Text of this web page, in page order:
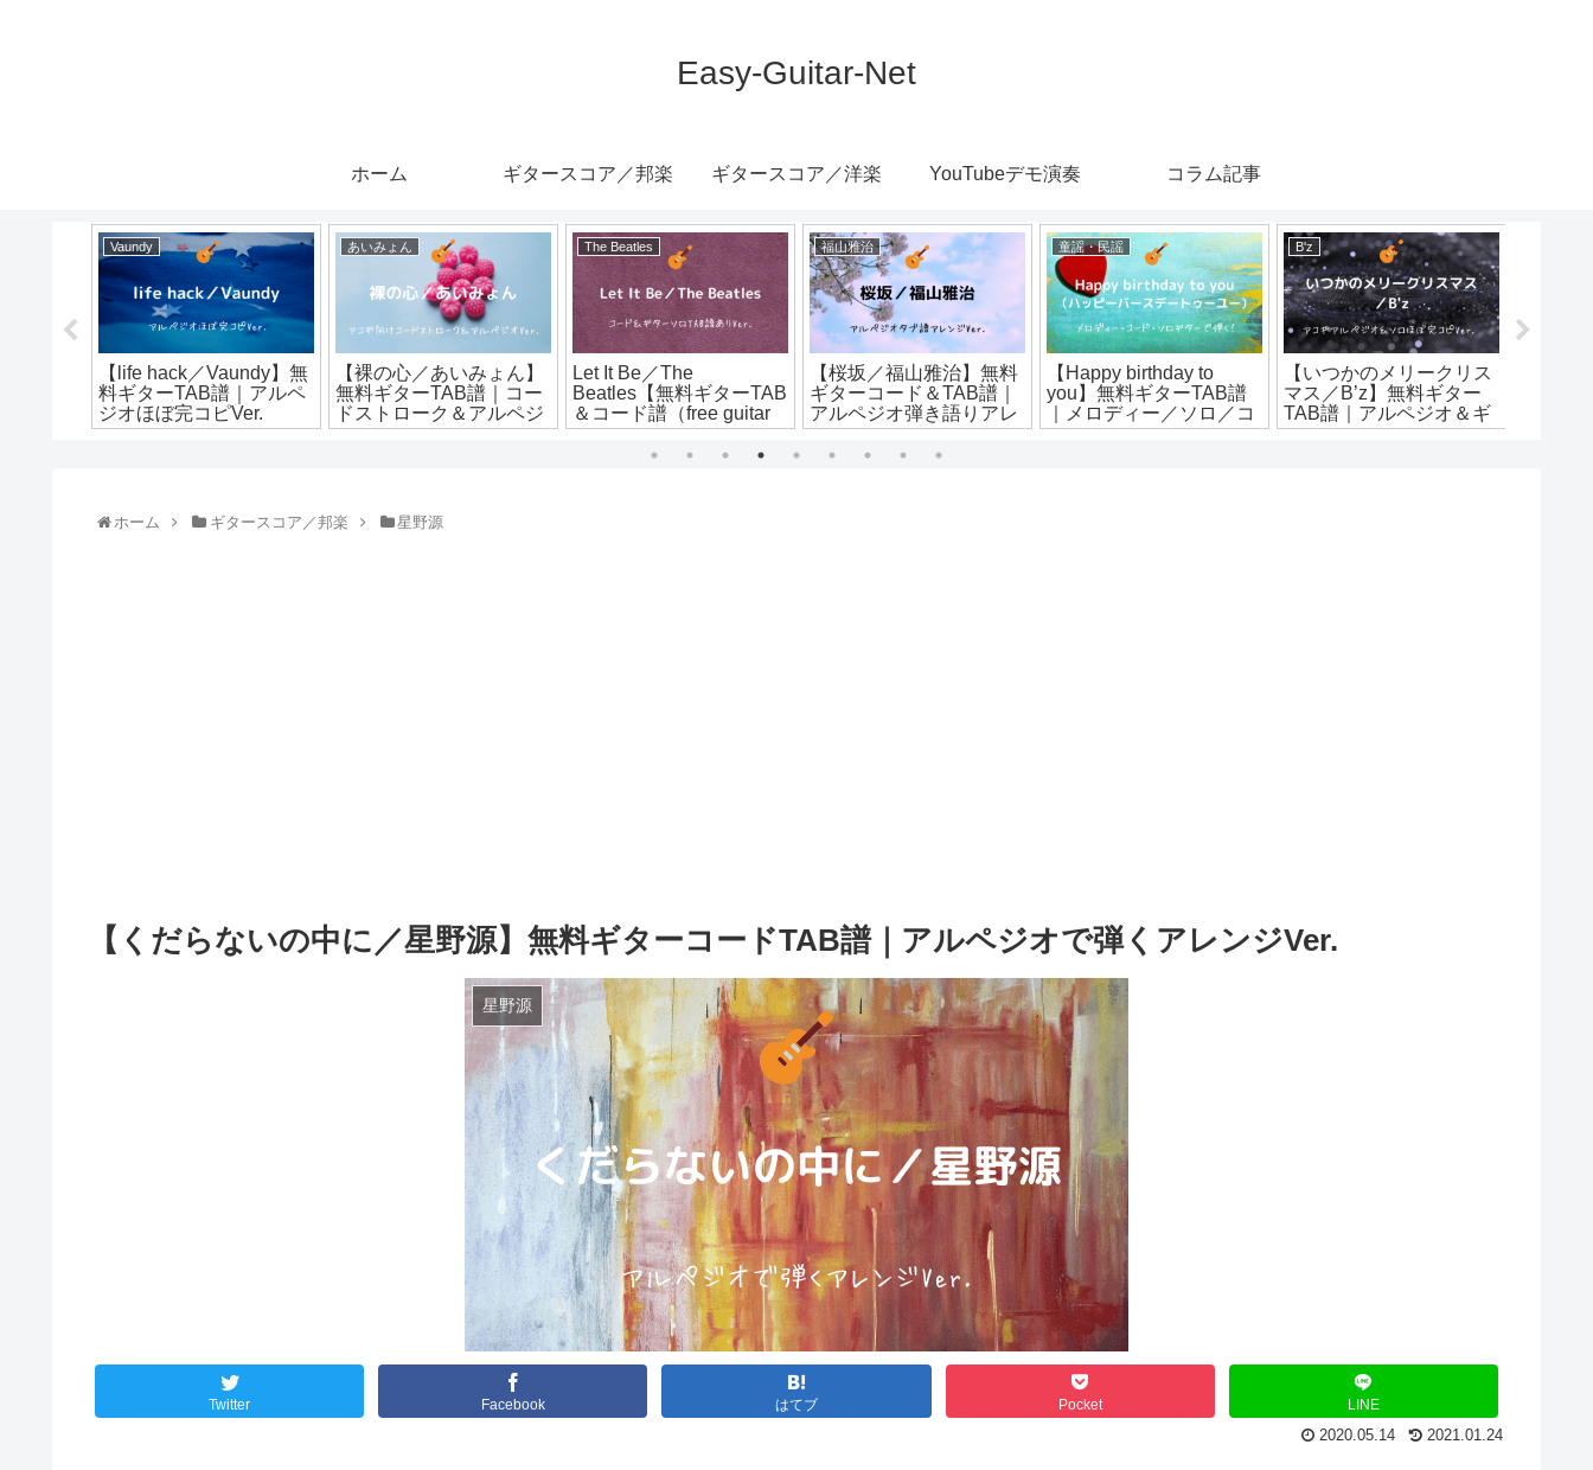
Easy-Guitar-Net
ホーム ギタースコア／邦楽 ギタースコア／洋楽 YouTubeデモ演奏 コラム記事
Vaundy
【life hack／Vaundy】無
料ギターTAB譜｜アルペ
ジオほぼ完コピVer.
あいみょん
【裸の心／あいみょん】
無料ギターTAB譜｜コー
ドストローク＆アルペジ
オVer.＆簡単アレンジ
The Beatles
Let It Be／The
Beatles【無料ギターTAB
＆コード譜（free guitar
tabs）】ギターソロあり
福山雅治
【桜坂／福山雅治】無料
ギターコード＆TAB譜｜
アルペジオ弾き語りアレ
ンジVer.
童謡・民謡
【Happy birthday to
you】無料ギターTAB譜
｜メロディー／ソロ／コ
ードそれぞれのアレンジ
B'z
【いつかのメリークリス
マス／B’z】無料ギター
TAB譜｜アルペジオ＆ギ
ターソロほぼ完コピVer.
ホーム ギタースコア／邦楽 星野源
【くだらないの中に／星野源】無料ギターコードTAB譜｜アルペジオで弾くアレンジVer.
星野源
Twitter Facebook はてブ Pocket
LINE
2021.01.24
2020.05.14